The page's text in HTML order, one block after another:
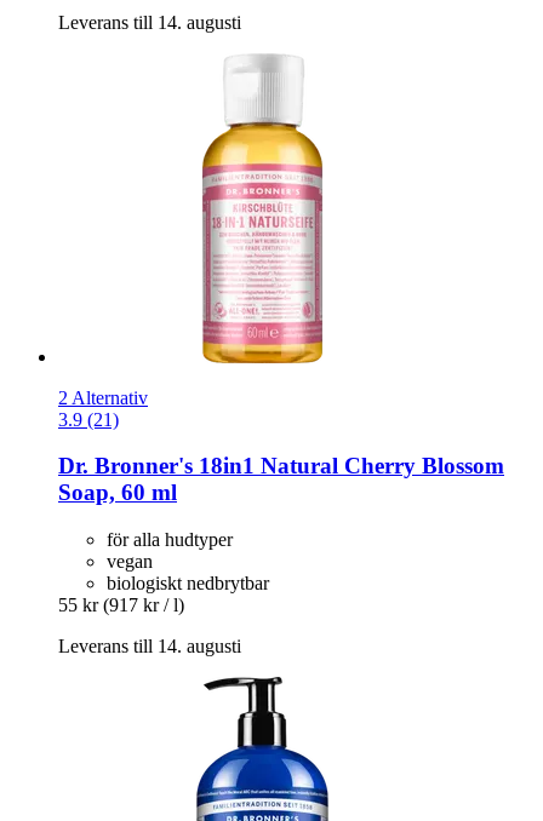
Leverans till 14. augusti
2 Alternativ
3.9 (21)
Dr. Bronner's 18in1 Natural Cherry Blossom
Soap, 60 ml
för alla hudtyper
vegan
biologiskt nedbrytbar
55 kr (917 kr / l)
Leverans till 14. augusti